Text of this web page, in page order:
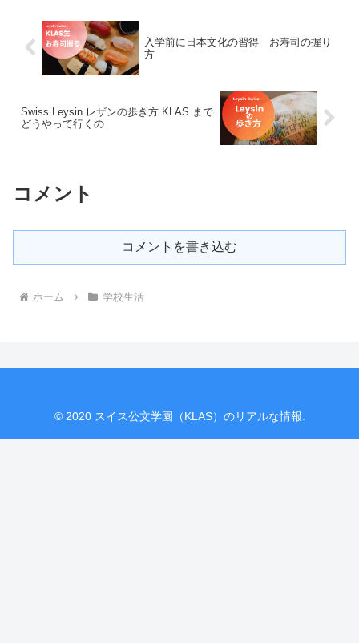
入学前に日本文化の習得 お寿司の握り
方
Swiss Leysin レザンの歩き方 KLAS まで
どうやって行くの
コメント
コメントを書き込む
ホーム 学校生活
© 2020 スイス公文学園（KLAS）のリアルな情報.